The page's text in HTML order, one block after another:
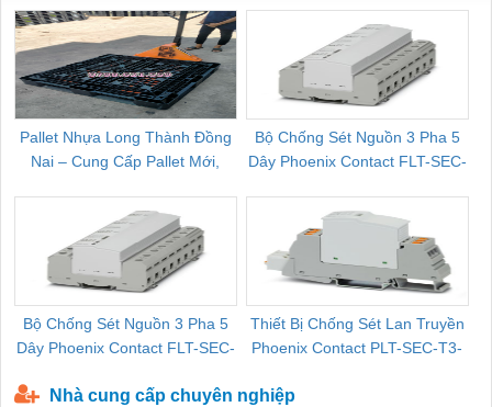
Pallet Nhựa Long Thành Đồng
Nai – Cung Cấp Pallet Mới,
Bộ Chống Sét Nguồn 3 Pha 5
Dây Phoenix Contact FLT-SEC-
Bộ Chống Sét Nguồn 3 Pha 5
Dây Phoenix Contact FLT-SEC-
Thiết Bị Chống Sét Lan Truyền
Phoenix Contact PLT-SEC-T3-
Nhà cung cấp chuyên nghiệp